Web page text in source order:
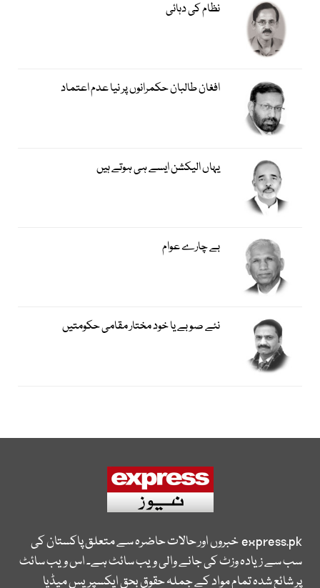
نظام کی دہائی
افغان طالبان حکمرانوں پر نیا عدم اعتماد
یہاں الیکشن ایسے ہی ہوتے ہیں
بے چارے عوام
نئے صوبے یا خود مختار مقامی حکومتیں
express.pkخبروں اور حالات حاضرہ سے متعلق پاکستان کی
سب سے زیادہ وزٹ کی جانے والی ویب سائٹ ہے۔ اس ویب سائٹ
پر شائع شدہ تمام مواد کے جملہ حقوق بحق ایکسپریس میڈیا